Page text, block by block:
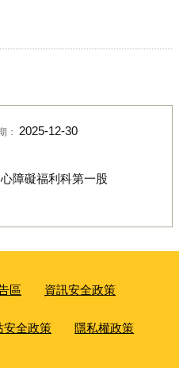
： 2025-12-30
障礙福利科第一股
區 資訊安全政策
安全政策 隱私權政策